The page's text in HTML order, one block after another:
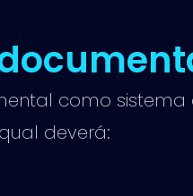
como sistema
deverá: